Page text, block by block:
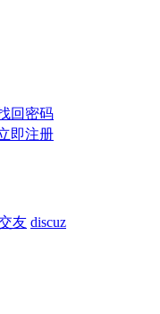
回密码
即注册
友 discuz